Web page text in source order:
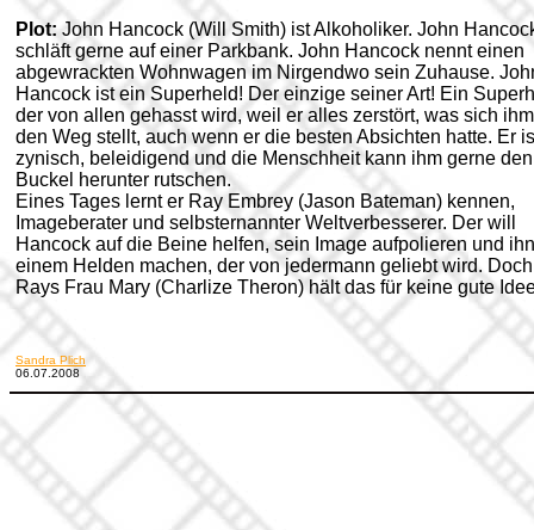
Plot:John Hancock (Will Smith) ist Alkoholiker. John
schläft gerne auf einer Parkbank. John Hancock nennt einen
abgewrackten Wohnwagen im Nirgendwo sein Zuhause.
Hancock ist ein Superheld! Der einzige seiner Art! Ein
der von allen gehasst wird, weil er alles zerstört, was sich
den Weg stellt, auch wenn er die besten Absichten hatte. Er
zynisch, beleidigend und die Menschheit kann ihm gerne den
Buckel herunter rutschen.
Eines Tages lernt er Ray Embrey (Jason Bateman) kennen,
Imageberater und selbsternannter Weltverbesserer. Der will
Hancock auf die Beine helfen, sein Image aufpolieren und
einem Helden machen, der von jedermann geliebt wird. Doch
Rays Frau Mary (Charlize Theron) hält das für keine gute
Sandra Plich
06.07.2008